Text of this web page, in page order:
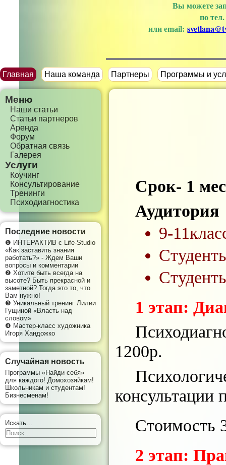
Вы можете
по тел.
или emаil:
Главная Наша команда Партнеры Программы и
Меню
Наши статьи
Статьи партнеров
Аренда
Форум
Обратная связь
Галерея
Услуги
Коучинг
Консультирование
Тренинги
Психодиагностика
Последние новости
❶ ИНТЕРАКТИВ с Life-Studio
«Как заставить знания
работать?» - Ждем Ваши
вопросы и комментарии
❷ Хотите быть всегда на
высоте? Быть прекрасной и
заметной? Тогда это то, что
Вам нужно!
❸ Уникальный тренинг Лилии
Гущиной «Власть над
словом»
❹ Мастер-класс художника
Игоря Хандожко
Случайная новость
Программы «Найди себя»
для каждого! Домохозяйкам!
Школьникам и студентам!
Бизнесменам!
Искать...
Срок- 1
Аудитория
9-
1 этап:
1200р.
консультации
Стоимость
2 этап: